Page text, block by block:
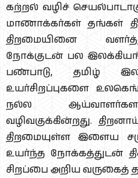
கற்றல் வழிச்
மாணாக்கர்கள் தங்கள்
திறமையினை
நோக்குடன் பல
பண்பாடு, தமிழ்
உயர்சிறப்புகளை
நல்ல
வழிவகுக்கின்றது.
திறமையுள்ள இளைய
உயர்ந்த நோக்கத்துடன்
சிறப்பை அறிய வருகைத்